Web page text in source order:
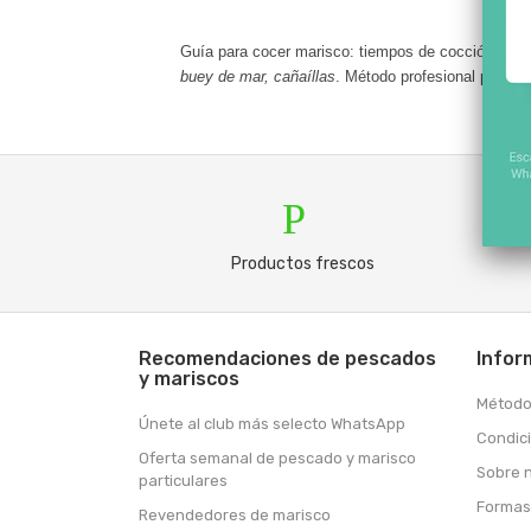
Guía para cocer marisco: tiempos de cocción,
buey de mar, cañaíllas. Método profesional paso a
Productos frescos
Recomendaciones de pescados
y mariscos
Únete al club más selecto WhatsApp
Oferta semanal de pescado y marisco
particulares
Revendedores de marisco
Sobre